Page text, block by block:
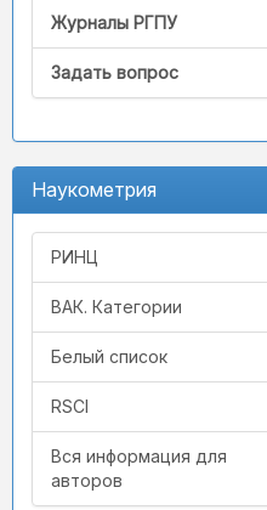
Журналы РГПУ
Задать вопрос
Наукометрия
РИНЦ
ВАК. Категории
Белый список
RSCI
Вся информация для
авторов